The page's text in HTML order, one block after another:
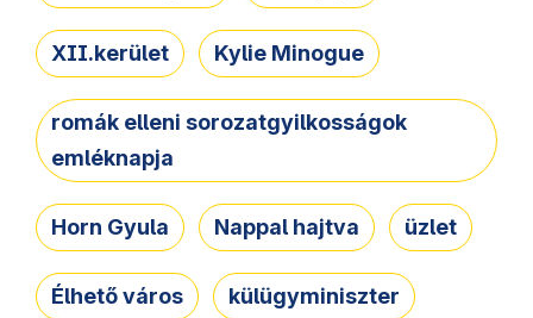
XII.kerület Kylie Minogue
romák elleni sorozatgyilkosságok
emléknapja
Horn Gyula Nappal hajtva üzlet
Élhető város külügyminiszter